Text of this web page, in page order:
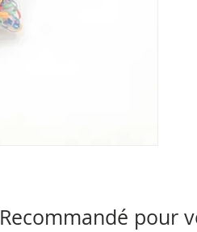
Recommandé pour